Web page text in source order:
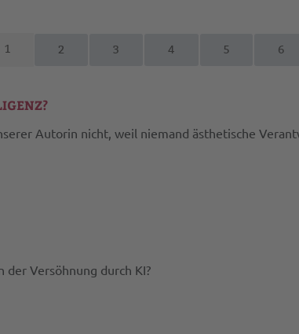
1 2 3 4 5 6
Autorin nicht, weil niemand ästhetische
der Versöhnung durch KI?